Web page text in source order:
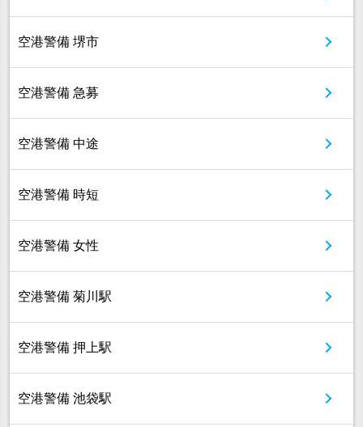
空港警備 堺市
空港警備 急募
空港警備 中途
空港警備 時短
空港警備 女性
空港警備 菊川駅
空港警備 押上駅
空港警備 池袋駅